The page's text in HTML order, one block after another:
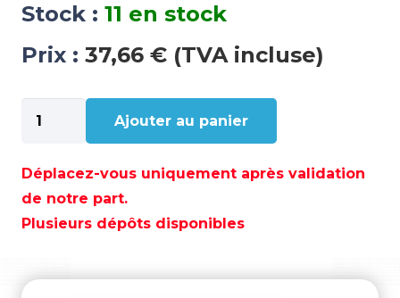
Stock : 11 en stock
Prix : 37,66 € (TVA incluse)
de
PRESSION
24V
5.6LPM/1.5GPM
SFDP201504023A
Ajouter au panier
Déplacez-vous uniquement après validation
de notre part.
Plusieurs dépôts disponibles